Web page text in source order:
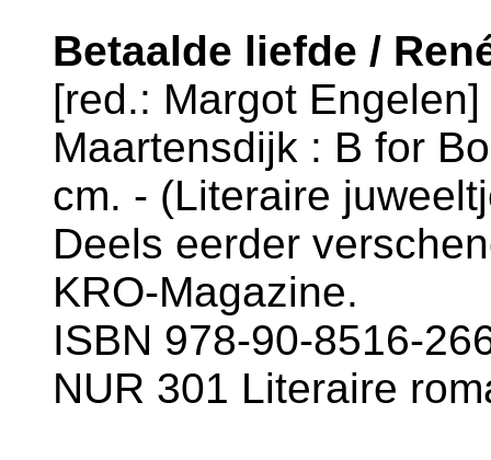
Betaalde liefde /
[red.: Margot Engelen]
Maartensdijk : B for
cm. - (Literaire
Deels eerder
KRO-Magazine.
ISBN 978-90-8516-
NUR 301 Literaire